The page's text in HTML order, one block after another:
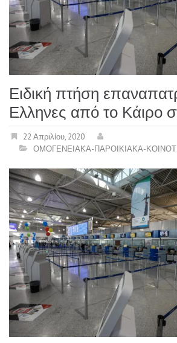
Ειδική πτήση
Ελληνες από το Κάιρο
22 Απριλίου, 2020
ΟΜΟΓΕΝΕΙΑΚΑ-ΠΑΡΟΙΚΙΑΚΑ-